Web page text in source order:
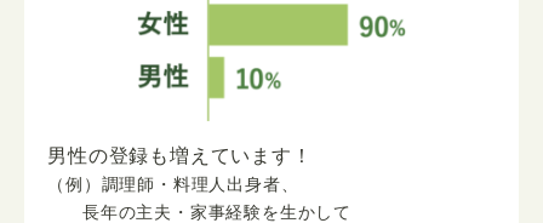
男性の登録も増えています！
（例）調理師・料理人出身者、
長年の主夫・家事経験を生かして